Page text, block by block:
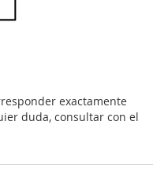
exactamente
duda, consultar con el